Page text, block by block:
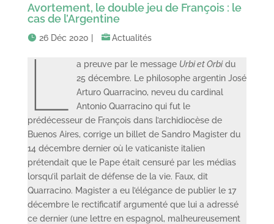
Avortement, le double jeu de François : le
cas de l’Argentine
26 Déc 2020 Actualités
L a preuve par le message Urbi et Orbidu
25 décembre. Le philosophe argentin José
Arturo Quarracino, neveu du cardinal
Antonio Quarracino qui fut le
prédécesseur de François dans l’archidiocèse de
Buenos Aires, corrige un billet de Sandro Magister du
14 décembre dernier où le vaticaniste italien
prétendait que le Pape était censuré par les médias
lorsqu’il parlait de défense de la vie. Faux, dit
Quarracino. Magister a eu l’élégance de publier le 17
décembre le rectificatif argumenté que lui a adressé
ce dernier (une lettre en espagnol, malheureusement